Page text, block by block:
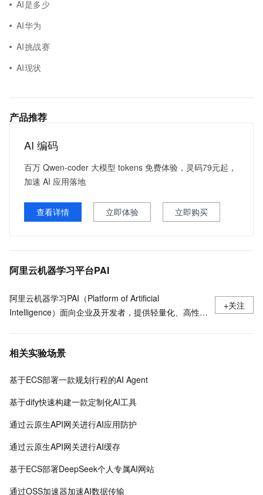
AI是多少
AI华为
AI挑战赛
AI现状
产品推荐
AI 编码
百万 Qwen-coder 大模型 tokens 免费体验，灵码79元起，
加速 AI 应用落地
查看详情 立即体验 立即购买
阿里云机器学习平台PAI
阿里云机器学习PAI（Platform of Artificial
Intelligence）面向企业及开发者，提供轻量化、高性价
DSW云原生交互式建模平台、PAI-DLC云原生AI基础平
征、万亿样本规模加速训练，百余落地场景，全面提升
工程效率。
+关注
相关实验场景
基于ECS部署一款规划行程的AI Agent
基于dify快速构建一款定制化AI工具
通过云原生API网关进行AI应用防护
通过云原生API网关进行AI缓存
基于ECS部署DeepSeek个人专属AI网站
通过OSS加速器加速AI数据传输